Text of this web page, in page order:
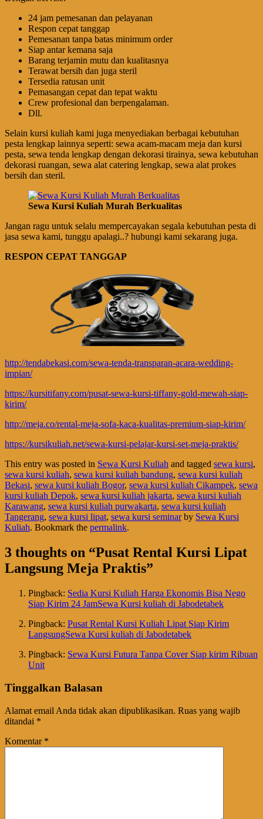
24 jam pemesanan dan pelayanan
Respon cepat tanggap
Pemesanan tanpa batas minimum order
Siap antar kemana saja
Barang terjamin mutu dan kualitasnya
Terawat bersih dan juga steril
Tersedia ratusan unit
Pemasangan cepat dan tepat waktu
Crew profesional dan berpengalaman.
Dll.
Selain kursi kuliah kami juga menyediakan berbagai kebutuhan
pesta lengkap lainnya seperti: sewa acam-macam meja dan kursi
pesta, sewa tenda lengkap dengan dekorasi tirainya, sewa kebutuhan
dekorasi ruangan, sewa alat catering lengkap, sewa alat prokes
bersih dan steril.
Sewa Kursi Kuliah Murah Berkualitas
Jangan ragu untuk selalu mempercayakan segala kebutuhan pesta di
jasa sewa kami, tunggu apalagi..? hubungi kami sekarang juga.
RESPON CEPAT TANGGAP
http://tendabekasi.com/sewa-tenda-transparan-acara-wedding-
impian/
https://kursitifany.com/pusat-sewa-kursi-tiffany-gold-mewah-siap-
kirim/
http://meja.co/rental-meja-sofa-kaca-kualitas-premium-siap-kirim/
https://kursikuliah.net/sewa-kursi-pelajar-kursi-set-meja-praktis/
This entry was posted in Sewa Kursi Kuliah and tagged sewa kursi,
sewa kursi kuliah, sewa kursi kuliah bandung, sewa kursi kuliah
Bekasi, sewa kursi kuliah Bogor, sewa kursi kuliah Cikampek, sewa
kursi kuliah Depok, sewa kursi kuliah jakarta, sewa kursi kuliah
Karawang, sewa kursi kuliah purwakarta, sewa kursi kuliah
Tangerang, sewa kursi lipat, sewa kursi seminarby Sewa Kursi
Kuliah. Bookmark the permalink.
3 thoughts on “Pusat Rental Kursi Lipat
Langsung Meja Praktis”
Pingback: Sedia Kursi Kuliah Harga Ekonomis Bisa Nego
Siap Kirim 24 JamSewa Kursi kuliah di Jabodetabek
Pingback: Pusat Rental Kursi Kuliah Lipat Siap Kirim
LangsungSewa Kursi kuliah di Jabodetabek
Pingback: Sewa Kursi Futura Tanpa Cover Siap kirim Ribuan
Unit
Tinggalkan Balasan
Alamat email Anda tidak akan dipublikasikan. Ruas yang wajib
ditandai *
Komentar *